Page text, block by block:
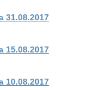
31.08.2017
15.08.2017
10.08.2017